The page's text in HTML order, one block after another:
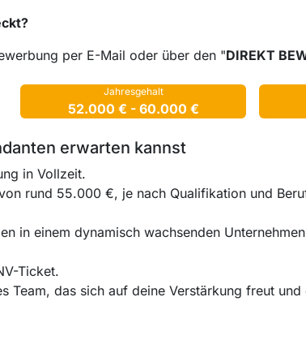
per E-Mail oder über den "DIREKT
Jahresgehalt
52.000 € - 60.000 €
erwarten kannst
in Vollzeit.
rund 55.000 €, je nach Qualifikation und
in einem dynamisch wachsenden
Ticket.
Team, das sich auf deine Verstärkung freut